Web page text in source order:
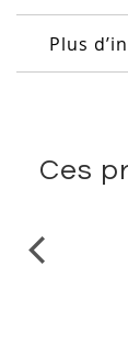
Plus
Ces